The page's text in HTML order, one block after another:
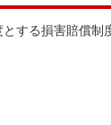
する損害賠償制